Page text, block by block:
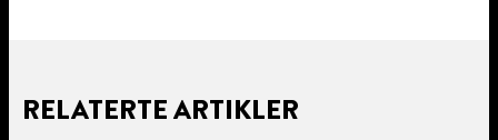
RELATERTE ARTIKLER